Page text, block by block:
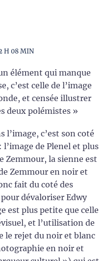
H 08 MIN
élément qui manque
c’est celle de l’image
et censée illustrer
deux polémistes »
l’image, c’est son coté
de Plenel et plus
Zemmour, la sienne est
Zemmour en noir et
fait du coté des
dévaloriser Edwy
est plus petite que celle
et l’utilisation de
le rejet du noir et blanc
en noir et